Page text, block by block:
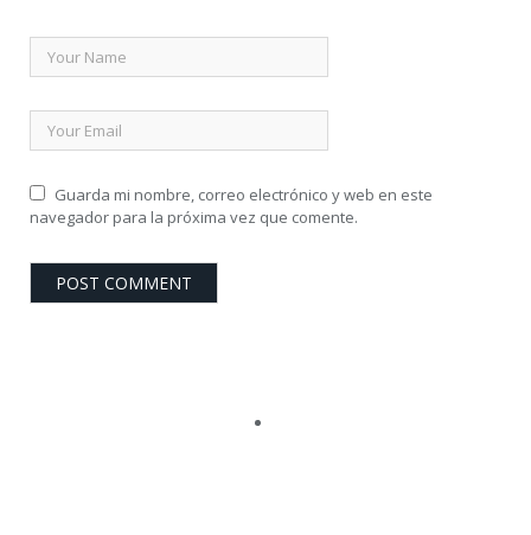
Guarda mi nombre, correo electrónico y web en este
navegador para la próxima vez que comente.